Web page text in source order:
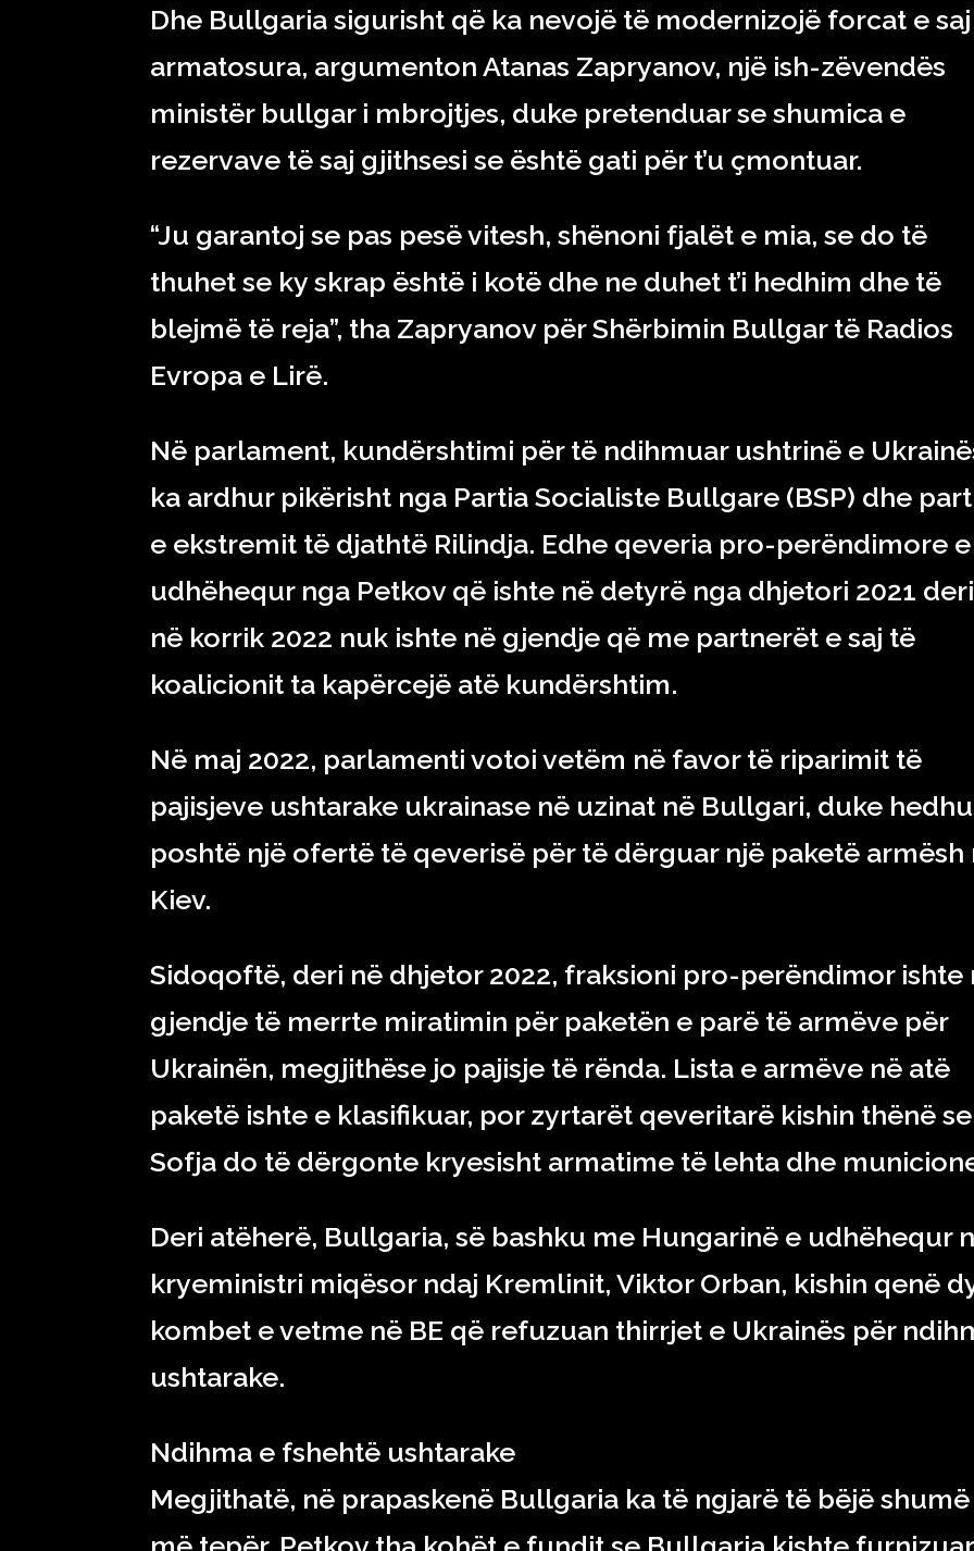
Dhe Bullgaria sigurisht që ka nevojë të modernizojë forcat e
armatosura, argumenton Atanas Zapryanov, një ish-zëvendës
ministër bullgar i mbrojtjes, duke pretenduar se shumica e
rezervave të saj gjithsesi se është gati për t’u çmontuar.
“Ju garantoj se pas pesë vitesh, shënoni fjalët e mia, se do të
thuhet se ky skrap është i kotë dhe ne duhet t’i hedhim dhe të
blejmë të reja”, tha Zapryanov për Shërbimin Bullgar të Radios
Evropa e Lirë.
Në parlament, kundërshtimi për të ndihmuar ushtrinë e
ka ardhur pikërisht nga Partia Socialiste Bullgare (BSP) dhe
e ekstremit të djathtë Rilindja. Edhe qeveria pro-perëndimore e
udhëhequr nga Petkov që ishte në detyrë nga dhjetori 2021 deri
në korrik 2022 nuk ishte në gjendje që me partnerët e saj të
koalicionit ta kapërcejë atë kundërshtim.
Në maj 2022, parlamenti votoi vetëm në favor të riparimit të
pajisjeve ushtarake ukrainase në uzinat në Bullgari, duke
poshtë një ofertë të qeverisë për të dërguar një paketë armësh
Kiev.
Sidoqoftë, deri në dhjetor 2022, fraksioni pro-perëndimor ishte
gjendje të merrte miratimin për paketën e parë të armëve për
Ukrainën, megjithëse jo pajisje të rënda. Lista e armëve në atë
paketë ishte e klasifikuar, por zyrtarët qeveritarë kishin thënë se
Sofja do të dërgonte kryesisht armatime të lehta dhe
Deri atëherë, Bullgaria, së bashku me Hungarinë e udhëhequr
kryeministri miqësor ndaj Kremlinit, Viktor Orban, kishin qenë
kombet e vetme në BE që refuzuan thirrjet e Ukrainës për
ushtarake.
Ndihma e fshehtë ushtarake
Megjithatë, në prapaskenë Bullgaria ka të ngjarë të bëjë shumë